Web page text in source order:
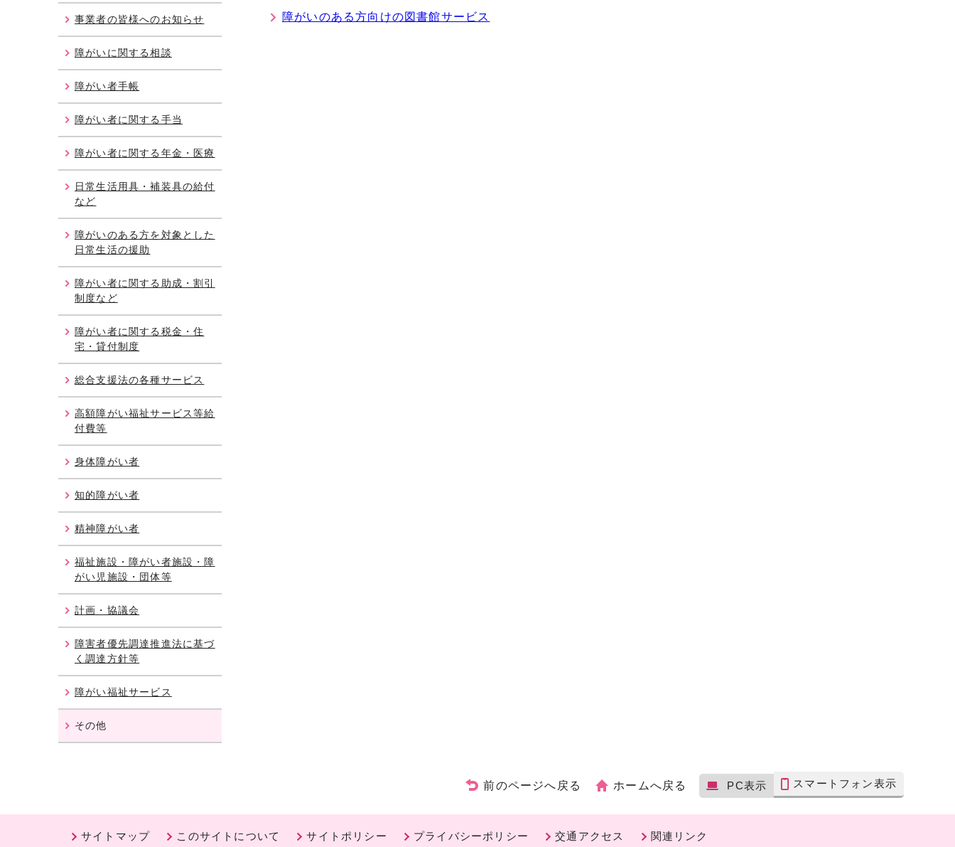
障がいのある方向けの図書館サービス
事業者の皆様へのお知らせ
障がいに関する相談
障がい者手帳
障がい者に関する手当
障がい者に関する年金・医療
日常生活用具・補装具の給付
など
障がいのある方を対象とした
日常生活の援助
障がい者に関する助成・割引
制度など
障がい者に関する税金・住
宅・貸付制度
総合支援法の各種サービス
高額障がい福祉サービス等給
付費等
身体障がい者
知的障がい者
精神障がい者
福祉施設・障がい者施設・障
がい児施設・団体等
計画・協議会
障害者優先調達推進法に基づ
く調達方針等
障がい福祉サービス
その他
前のページへ戻る ホームへ戻る PC表示 スマートフォン表示
サイトマップ このサイトについて サイトポリシー プライバシーポリシー 交通アクセス 関連リンク